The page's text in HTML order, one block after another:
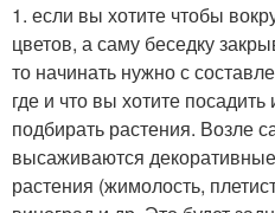
1. если вы хотите чтобы
цветов, а саму беседку
то начинать нужно с
где и что вы хотите
подбирать растения. Возле
высаживаются
растения (жимолость,